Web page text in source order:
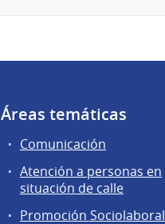
Áreas temáticas
Comunicación
Atención a personas en
situación de calle
Promoción Sociolaboral